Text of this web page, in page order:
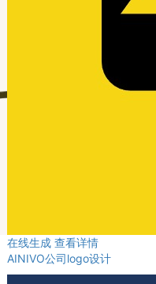
在线生成 查看详情
AINIVO公司logo设计